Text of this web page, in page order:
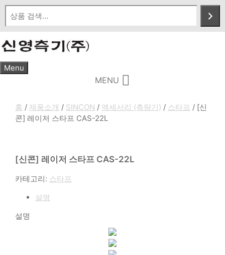
Skip
content
Menu
MENU
홈 / 제품소개 / SINCON / 액세서리 (측량기) / 스타프 / [신
콘] 레이저 스타프 CAS-22L
[신콘] 레이저 스타프 CAS-22L
카테고리: 스타프
설명
설명